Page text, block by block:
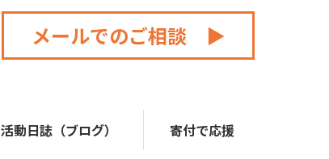
メールでのご相談 ▶
活動日誌（ブログ） 寄付で応援